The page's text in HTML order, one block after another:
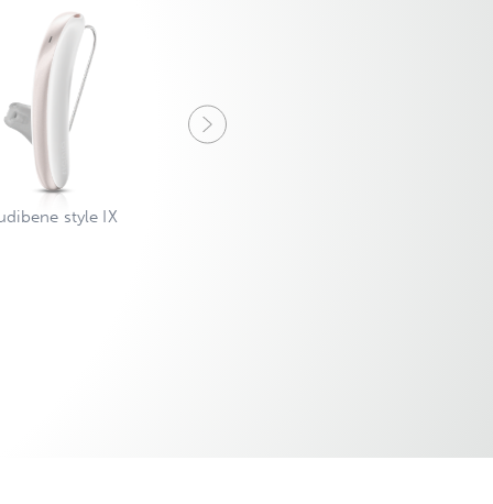
style IX